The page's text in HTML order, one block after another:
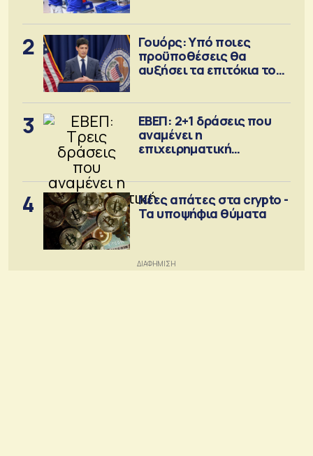
2
Γουόρς: Υπό ποιες
προϋποθέσεις θα
αυξήσει τα επιτόκια τον
3
ΕΒΕΠ: 2+1 δράσεις που
αναμένει η
επιχειρηματική
4
Νέες απάτες στα crypto -
Τα υποψήφια θύματα